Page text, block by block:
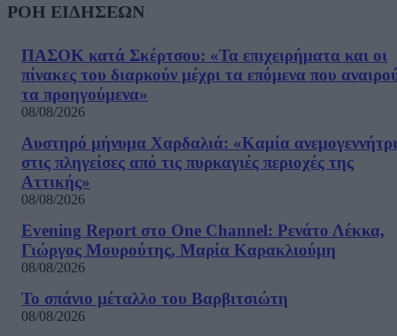
ΡΟΗ ΕΙΔΗΣΕΩΝ
ΠΑΣΟΚ κατά Σκέρτσου: «Τα επιχειρήματα και οι
πίνακες του διαρκούν μέχρι τα επόμενα που
τα προηγούμενα»
08/08/2026
Αυστηρό μήνυμα Χαρδαλιά: «Καμία
στις πληγείσες από τις πυρκαγιές περιοχές της
Αττικής»
08/08/2026
Evening Report στο One Channel: Ρενάτο Λέκκα,
Γιώργος Μουρούτης, Μαρία Καρακλιούμη
08/08/2026
Το σπάνιο μέταλλο του Βαρβιτσιώτη
08/08/2026